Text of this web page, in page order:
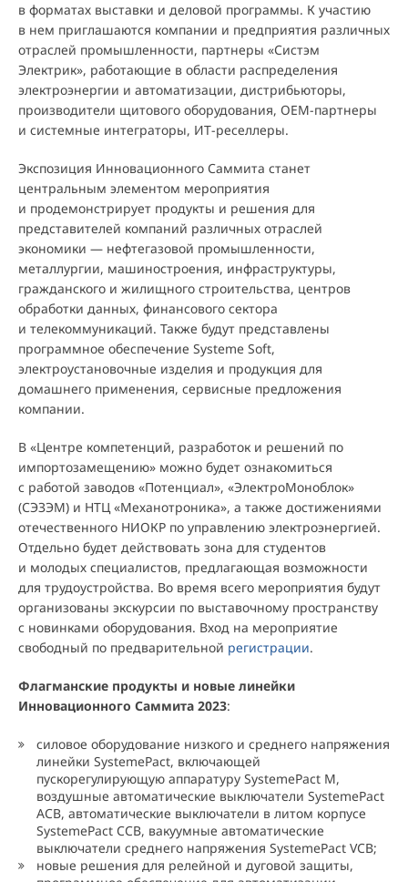
в форматах выставки и деловой программы. К участию
в нем приглашаются компании и предприятия различных
отраслей промышленности, партнеры «Систэм
Электрик», работающие в области распределения
электроэнергии и автоматизации, дистрибьюторы,
производители щитового оборудования, ОЕМ-партнеры
и системные интеграторы, ИТ-реселлеры.
Экспозиция Инновационного Саммита станет
центральным элементом мероприятия
и продемонстрирует продукты и решения для
представителей компаний различных отраслей
экономики — нефтегазовой промышленности,
металлургии, машиностроения, инфраструктуры,
гражданского и жилищного строительства, центров
обработки данных, финансового сектора
и телекоммуникаций. Также будут представлены
программное обеспечение Systeme Soft,
электроустановочные изделия и продукция для
домашнего применения, сервисные предложения
компании.
В «Центре компетенций, разработок и решений по
импортозамещению» можно будет ознакомиться
с работой заводов «Потенциал», «ЭлектроМоноблок»
(СЭЗЭМ) и НТЦ «Механотроника», а также достижениями
отечественного НИОКР по управлению электроэнергией.
Отдельно будет действовать зона для студентов
и молодых специалистов, предлагающая возможности
для трудоустройства. Во время всего мероприятия будут
организованы экскурсии по выставочному пространству
с новинками оборудования. Вход на мероприятие
свободный по предварительной регистрации.
Флагманские продукты и новые линейки
Инновационного Саммита 2023:
силовое оборудование низкого и среднего напряжения
линейки SystemePact, включающей
пускорегулирующую аппаратуру SystemePact M,
воздушные автоматические выключатели SystemePact
ACB, автоматические выключатели в литом корпусе
SystemePact CCB, вакуумные автоматические
выключатели среднего напряжения SystemePact VCB;
новые решения для релейной и дуговой защиты,